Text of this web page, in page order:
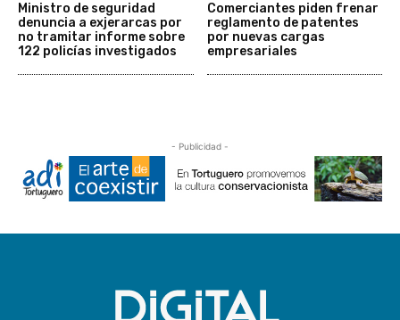
Ministro de seguridad
denuncia a exjerarcas por
no tramitar informe sobre
122 policías investigados
Comerciantes piden frenar
reglamento de patentes
por nuevas cargas
empresariales
- Publicidad -